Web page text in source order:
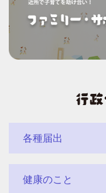
各種届出
健康のこと